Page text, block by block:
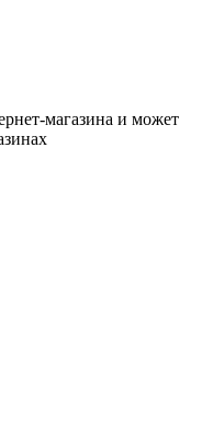
магазина и может